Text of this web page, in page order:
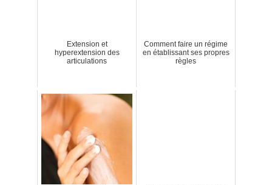
Extension et
hyperextension des
articulations
Comment faire un régime
en établissant ses propres
règles